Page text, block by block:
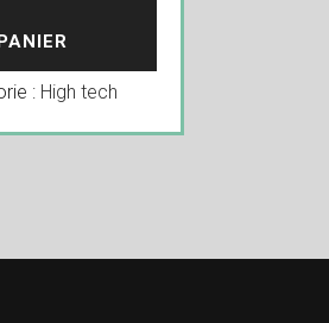
: High tech